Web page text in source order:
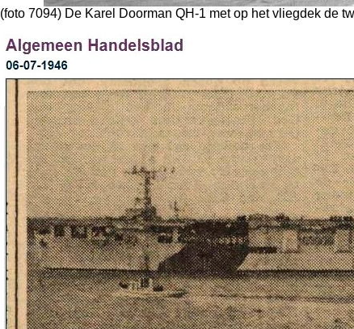
(foto 7094) De Karel Doorman QH-1 met op het vliegdek de